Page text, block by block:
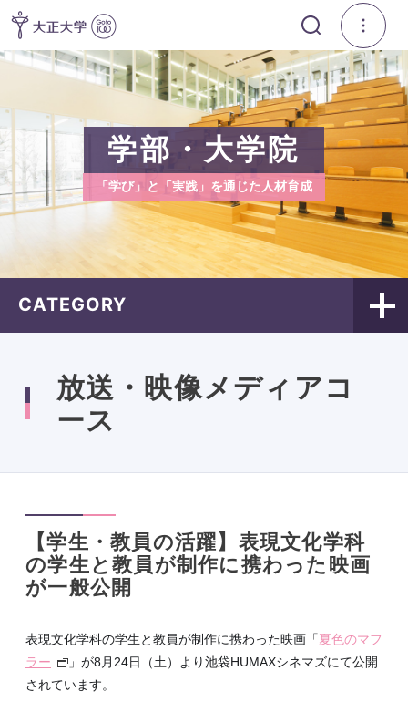
学部・大学院
「学び」と「実践」を通じた人材育成
CATEGORY
放送・映像メディアコ
ース
【学生・教員の活躍】表現文化学科
の学生と教員が制作に携わった映画
が一般公開
表現文化学科の学生と教員が制作に携わった映画「夏色のマフ
ラー
」が8月24日（土）より池袋HUMAXシネマズにて公開
されています。